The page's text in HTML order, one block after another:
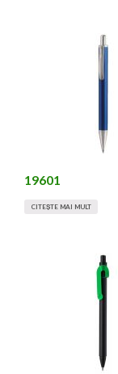
19601
CITEȘTE MAI MULT